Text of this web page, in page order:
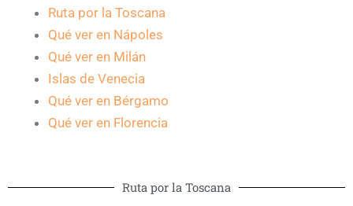
Ruta por la Toscana
Qué ver en Nápoles
Qué ver en Milán
Islas de Venecia
Qué ver en Bérgamo
Qué ver en Florencia
Ruta por la Toscana